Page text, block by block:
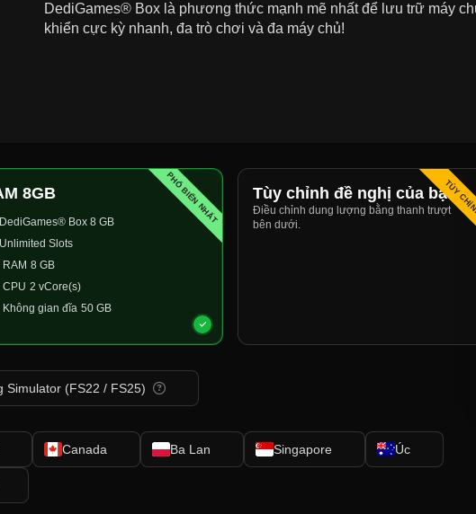
DediGames® Box là phương thức mạnh mẽ nhất để lưu trữ máy
khiển cực kỳ nhanh, đa trò chơi và đa máy chủ!
PHỔ BIẾN NHẤT
8GB
DediGames® Box 8 GB
Unlimited Slots
RAM 8 GB
CPU 2 vCore(s)
Không gian đĩa 50 GB
TÙY
Tùy chỉnh đề nghị của bạn
Điều chỉnh dung lượng bằng thanh trượt
bên dưới.
Simulator (FS22 / FS25)
Canada Ba Lan Singapore Úc